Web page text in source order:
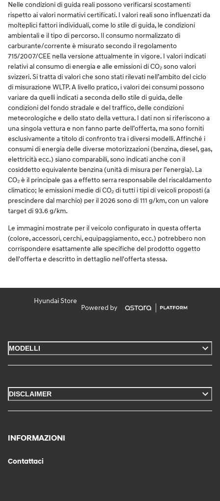
Nelle condizioni di guida reali possono verificarsi scostamenti
rispetto ai valori normativi certificati. I valori reali sono influenzati da
molteplici fattori individuali, come lo stile di guida, le condizioni
ambientali e il tipo di percorso. Il consumo normalizzato di
carburante/corrente è misurato secondo il regolamento
715/2007/CEE nella versione attualmente in vigore. I valori indicati
relativi al consumo di energia e alle emissioni di CO₂ sono valori
svizzeri. Si tratta di valori che sono stati rilevati nell’ambito del ciclo
di misurazione WLTP. A livello pratico, i valori dei consumi possono
variare da quelli indicati a seconda dello stile di guida, delle
condizioni del fondo stradale e del traffico, delle condizioni
meteorologiche e dello stato della vettura. I dati non si riferiscono a
una singola vettura e non fanno parte dell’offerta, ma sono forniti
esclusivamente a titolo di confronto tra i diversi modelli. Affinché i
consumi di energia delle diverse motorizzazioni (benzina, diesel, gas,
elettricità ecc.) siano comparabili, sono indicati anche con il
cosiddetto equivalente benzina (unità di misura per l’energia). La
CO₂ è il principale gas a effetto serra responsabile del riscaldamento
climatico; le emissioni medie di CO₂ di tutti i tipi di veicoli proposti (a
prescindere dal marchio) per il 2026 sono di 111 g/km, con un valore
target di 93.6 g/km.
Le immagini mostrate per il veicolo configurato in questa offerta
(colore, accessori, cerchi, equipaggiamento, ecc.) potrebbero non
corrispondere esattamente alle specifiche del prodotto oggetto
dell'offerta e descritto in dettaglio nell'offerta stessa.
Hyundai Store
Powered by
MODELLI
DISCLAIMER
INFORMAZIONI
Contattaci